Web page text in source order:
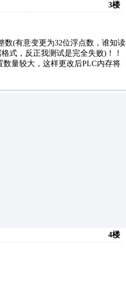
3楼
数(有意变更为32位浮点数，谁知读
式，反正我测试是完全失败)！！
量较大，这样更改后PLC内存将
4楼